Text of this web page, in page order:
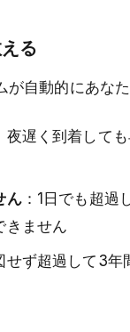
る
自動的にあな
夜遅く到着して
ん：1日でも超過
きません
せず超過して3